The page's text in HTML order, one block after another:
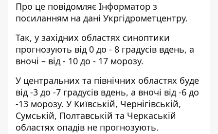
Про це повідомляє Інформатор з
посиланням на дані Укргідрометцентру.
Так, у західних областях синоптики
прогнозують від 0 до - 8 градусів вдень, а
вночі – від - 10 до - 17 морозу.
У центральних та північних областях буде
від -3 до -7 градусів вдень, а вночі від -6 до
-13 морозу. У Київській, Чернігівській,
Сумській, Полтавській та Черкаській
областях опадів не прогнозують.